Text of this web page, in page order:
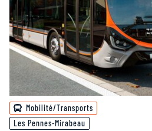
Mobilité/Transports
Les Pennes-Mirabeau